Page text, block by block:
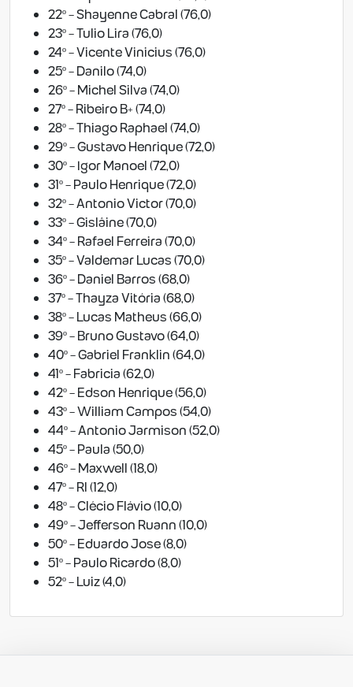
22º - Shayenne Cabral (76,0)
23º - Tulio Lira (76,0)
24º - Vicente Vinicius (76,0)
25º - Danilo (74,0)
26º - Michel Silva (74,0)
27º - Ribeiro B+ (74,0)
28º - Thiago Raphael (74,0)
29º - Gustavo Henrique (72,0)
30º - Igor Manoel (72,0)
31º - Paulo Henrique (72,0)
32º - Antonio Victor (70,0)
33º - Gislâine (70,0)
34º - Rafael Ferreira (70,0)
35º - Valdemar Lucas (70,0)
36º - Daniel Barros (68,0)
37º - Thayza Vitória (68,0)
38º - Lucas Matheus (66,0)
39º - Bruno Gustavo (64,0)
40º - Gabriel Franklin (64,0)
41º - Fabricia (62,0)
42º - Edson Henrique (56,0)
43º - William Campos (54,0)
44º - Antonio Jarmison (52,0)
45º - Paula (50,0)
46º - Maxwell (18,0)
47º - Rl (12,0)
48º - Clécio Flávio (10,0)
49º - Jefferson Ruann (10,0)
50º - Eduardo Jose (8,0)
51º - Paulo Ricardo (8,0)
52º - Luiz (4,0)